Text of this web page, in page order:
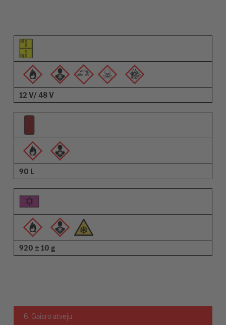
Elemento piktograma
Įspėjimų piktogramos
Aprašymas
12 V/ 48 V
90 L
920 ± 10 g
6. Gaisro atveju